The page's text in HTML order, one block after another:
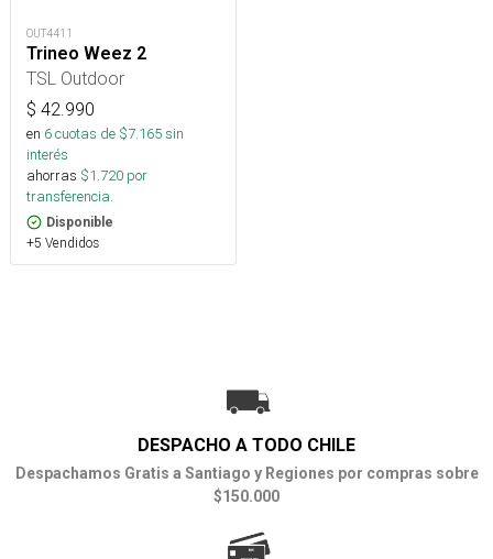
OUT4411
Trineo Weez 2
TSL Outdoor
$ 42.990
en 6cuotas de $7.165sin
interés
ahorras $1.720 por
transferencia.
Disponible
+5 Vendidos
DESPACHO A TODO CHILE
Despachamos Gratis a Santiago y Regiones por compras sobre
$150.000